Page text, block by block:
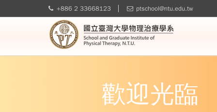
+886 2 33668123 ptschool@ntu.edu.tw
歡迎光臨